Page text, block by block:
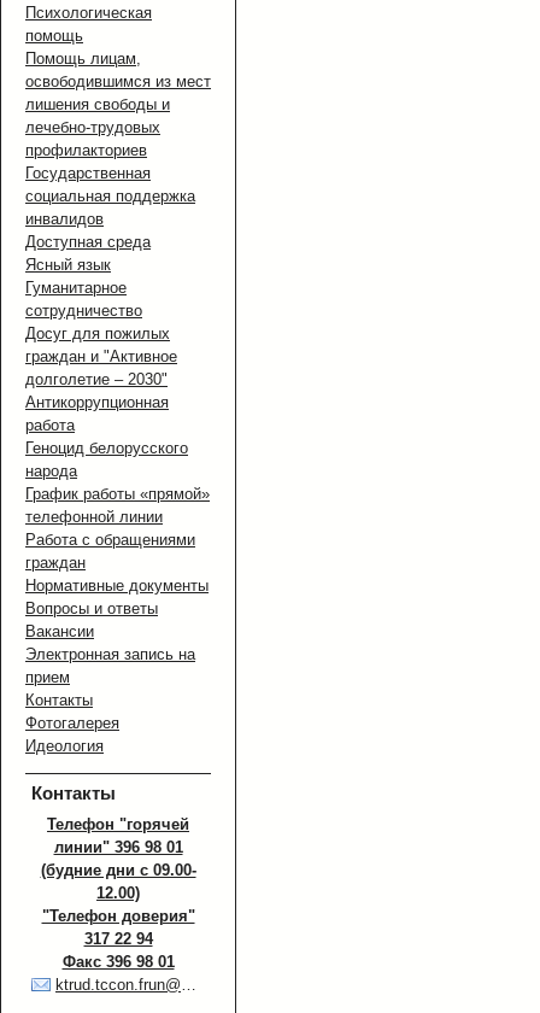
Психологическая
помощь
Помощь лицам,
освободившимся из мест
лишения свободы и
лечебно-трудовых
профилакториев
Государственная
социальная поддержка
инвалидов
Доступная среда
Ясный язык
Гуманитарное
сотрудничество
Досуг для пожилых
граждан и "Активное
долголетие – 2030"
Антикоррупционная
работа
Геноцид белорусского
народа
График работы «прямой»
телефонной линии
Работа с обращениями
граждан
Нормативные документы
Вопросы и ответы
Вакансии
Электронная запись на
прием
Контакты
Фотогалерея
Идеология
Контакты
Телефон "горячей
линии" 396 98 01
(будние дни с 09.00-
12.00)
"Телефон доверия"
317 22 94
Факс 396 98 01
ktrud.tccon.frun@minsk.gov.by